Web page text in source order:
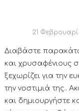
21
Διαβάστε
και χρυσαφένιους
ξεχωρίζει για την
την νοστιμιά της..
και δημιουργήστε